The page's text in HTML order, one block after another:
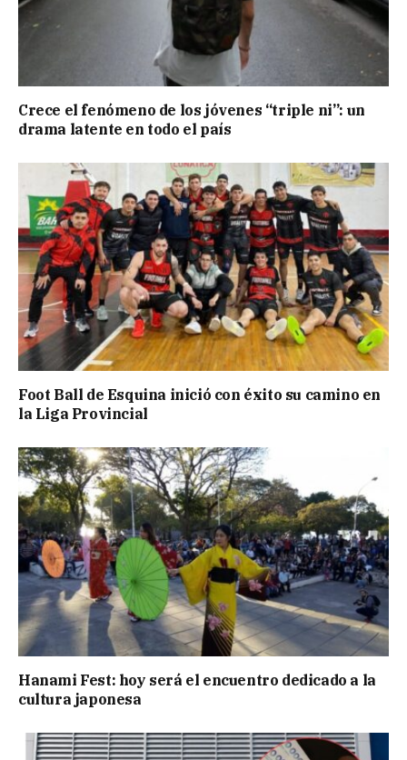
Crece el fenómeno de los jóvenes “triple ni”: un
drama latente en todo el país
Foot Ball de Esquina inició con éxito su camino en
la Liga Provincial
Hanami Fest: hoy será el encuentro dedicado a la
cultura japonesa